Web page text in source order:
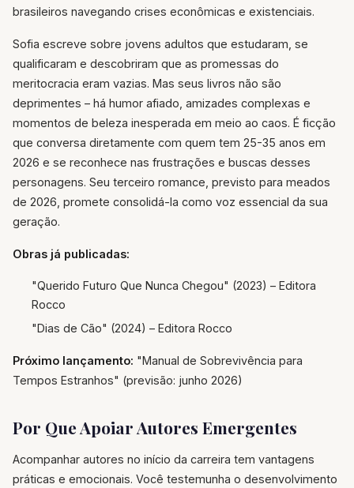
brasileiros navegando crises econômicas e existenciais.
Sofia escreve sobre jovens adultos que estudaram, se
qualificaram e descobriram que as promessas do
meritocracia eram vazias. Mas seus livros não são
deprimentes – há humor afiado, amizades complexas e
momentos de beleza inesperada em meio ao caos. É ficção
que conversa diretamente com quem tem 25-35 anos em
2026 e se reconhece nas frustrações e buscas desses
personagens. Seu terceiro romance, previsto para meados
de 2026, promete consolidá-la como voz essencial da sua
geração.
Obras já publicadas:
"Querido Futuro Que Nunca Chegou" (2023) – Editora
Rocco
"Dias de Cão" (2024) – Editora Rocco
Próximo lançamento: "Manual de Sobrevivência para
Tempos Estranhos" (previsão: junho 2026)
Por Que Apoiar Autores Emergentes
Acompanhar autores no início da carreira tem vantagens
práticas e emocionais. Você testemunha o desenvolvimento